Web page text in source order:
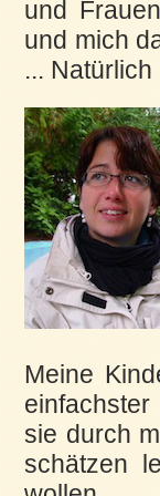
und
und mich
...
Meine
sie durch
schätzen